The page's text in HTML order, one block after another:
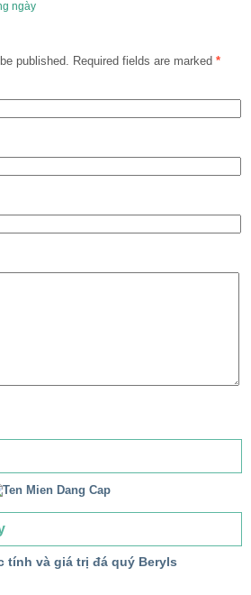
ngày
published. Required fields are marked *
tính và giá trị đá quý Beryls